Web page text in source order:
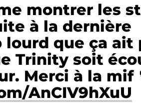
montrer les
à la dernière
lourd que ça ait
Trinity soit
Merci à la mif
AnCIV9hXuU